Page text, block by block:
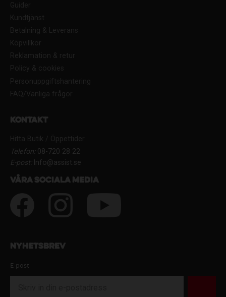
Guider
Kundtjänst
Betalning & Leverans
Köpvillkor
Reklamation & retur
Policy & cookies
Personuppgiftshantering
FAQ/Vanliga frågor
Kontakt
Hitta Butik / Öppettider
Telefon:08-720 28 22
E-post:Info@assist.se
Våra sociala media
Nyhetsbrev
E-post